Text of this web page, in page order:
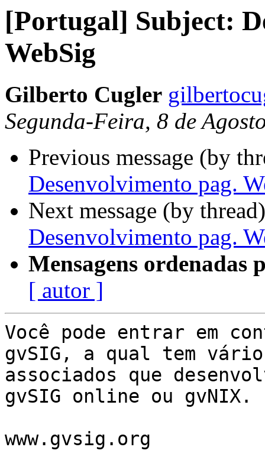
[Portugal] Subject:
WebSig
Gilberto Cugler
Segunda-Feira, 8 de
Previous message (by
Desenvolvimento pag.
Next message (by
Desenvolvimento pag.
Mensagens ordenadas
[ autor ]
Você pode entrar em
gvSIG, a qual tem
associados que
gvSIG online ou gvNIX.
www.gvsig.org